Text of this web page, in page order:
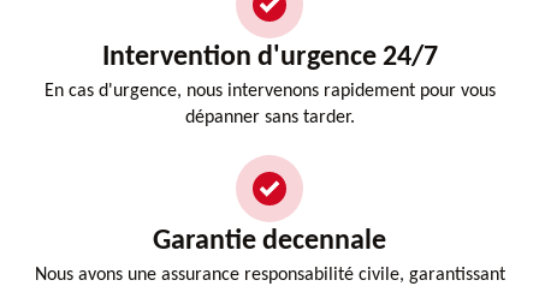
Intervention d'urgence 24/7
En cas d'urgence, nous intervenons rapidement pour vous
dépanner sans tarder.
Garantie decennale
Nous avons une assurance responsabilité civile, garantissant